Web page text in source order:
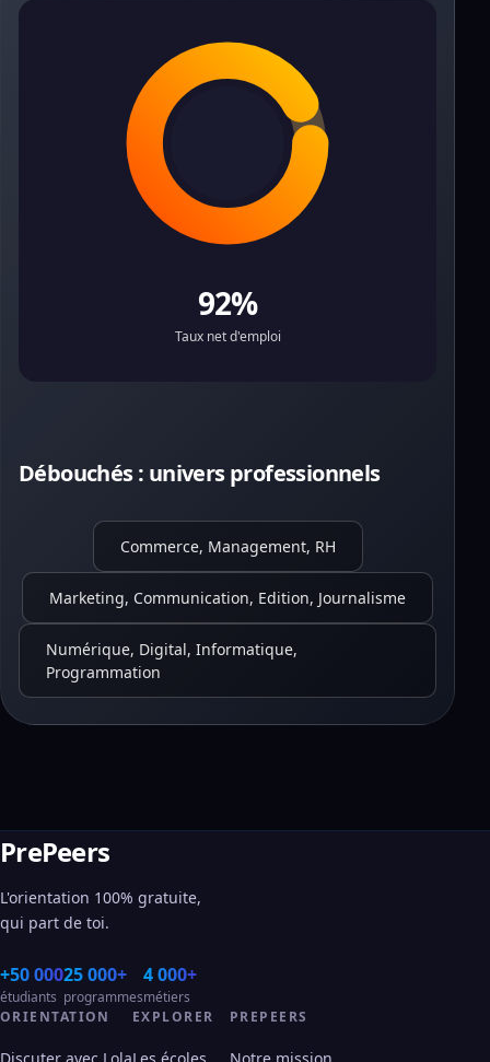
92%
Taux net d'emploi
Débouchés : univers professionnels
Commerce, Management, RH
Marketing, Communication, Edition, Journalisme
Numérique, Digital, Informatique,
Programmation
PrePeers
L'orientation 100% gratuite,
qui part de toi.
+50 000
étudiants
25 000+
programmes
4 000+
métiers
ORIENTATION
EXPLORER PREPEERS